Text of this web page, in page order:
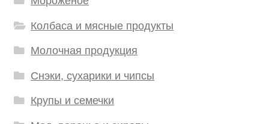
Колбаса и мясные продукты
Молочная продукция
Снэки, сухарики и чипсы
Крупы и семечки